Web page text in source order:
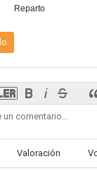
Reparto
Valoración